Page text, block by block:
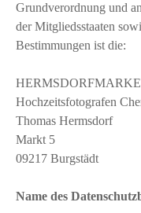
Grundverordnung und
der Mitgliedsstaaten
Bestimmungen ist die:
Hochzeitsfotografen
Thomas Hermsdorf
Markt 5
09217 Burgstädt
Name des